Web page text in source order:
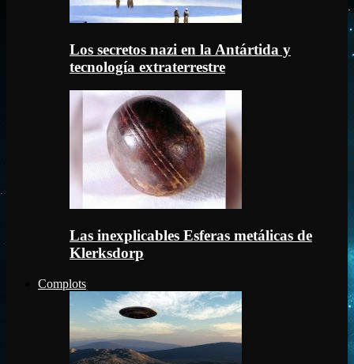
Los secretos nazi en la Antártida y
tecnología extraterrestre
Las inexplicables Esferas metálicas de
Klerksdorp
Complots